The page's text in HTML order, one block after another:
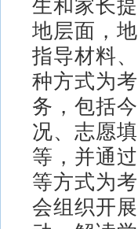
生和家长
地层面，
指导材料
种方式为
务，包括
况、志愿
等，并通
等方式为
会组织开